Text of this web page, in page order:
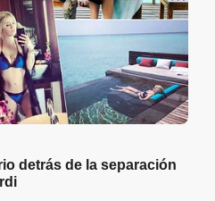
detrás de la separación